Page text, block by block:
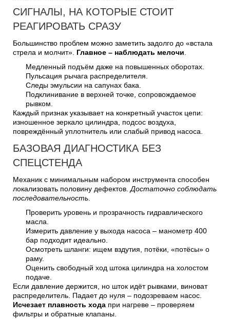
СИГНАЛЫ, НА КОТОРЫЕ СТОИТ
РЕАГИРОВАТЬ СРАЗУ
Большинство проблем можно заметить задолго до «встала
стрела и молчит». Главное – наблюдать мелочи.
Медленный подъём даже на повышенных оборотах.
Пульсация рычага распределителя.
Следы эмульсии на сапунах бака.
Подклинивание в верхней точке, сопровождаемое
рывком.
Каждый признак указывает на конкретный участок цепи:
изношенное зеркало цилиндра, подсос воздуха,
повреждённый уплотнитель или слабый привод насоса.
БАЗОВАЯ ДИАГНОСТИКА БЕЗ
СПЕЦСТЕНДА
Механик с минимальным набором инструмента способен
локализовать половину дефектов.Достаточно соблюдать
последовательность.
Проверить уровень и прозрачность гидравлического
масла.
Измерить давление у выхода насоса – манометр 400
бар подходит идеально.
Осмотреть шланги: ищем вздутия, потёки, «потёсы» о
раму.
Оценить свободный ход штока цилиндра на холостом
подаче.
Если давление держится, но шток идёт рывками, виноват
распределитель. Падает до нуля – подозреваем насос.
Исчезает плавность хода при нагреве – проверяем
фильтры и обратные клапаны.